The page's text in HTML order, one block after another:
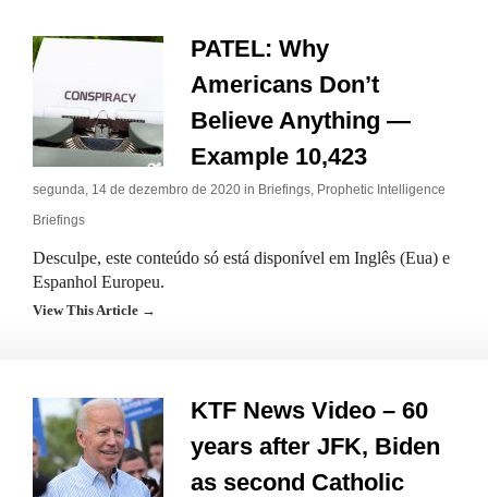
PATEL: Why
Americans Don’t
Believe Anything —
Example 10,423
segunda, 14 de dezembro de 2020 in Briefings, Prophetic Intelligence
Briefings
Desculpe, este conteúdo só está disponível em Inglês (Eua) e
Espanhol Europeu.
View This Article →
KTF News Video – 60
years after JFK, Biden
as second Catholic